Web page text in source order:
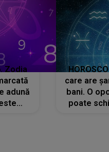
Zodia
adună
care are
bani. O
poate